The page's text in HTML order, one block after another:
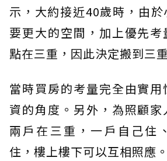
示，大約接近40歲時，由
要更大的空間，加上優先
點在三重，因此決定搬到三
當時買房的考量完全由實
資的角度。另外，為照顧
兩戶在三重，一戶自己住
住，樓上樓下可以互相照應。